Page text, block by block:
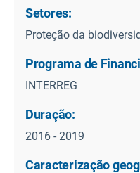
Setores:
Proteção da
Programa de
INTERREG
Duração:
2016 - 2019
Caracterização